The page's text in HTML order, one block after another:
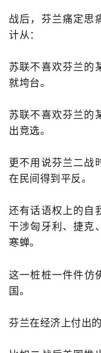
战后，芬兰痛定思
计从：
苏联不喜欢芬兰的
就垮台。
苏联不喜欢芬兰的
出竞选。
更不用说芬兰二战
在民间得到平反。
还有话语权上的自
干涉匈牙利、捷克
寒蝉。
这一桩桩一件件
国。
芬兰在经济上付出